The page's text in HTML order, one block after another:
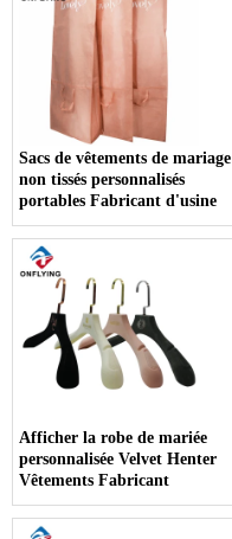
Sacs de vêtements de mariage
non tissés personnalisés
portables Fabricant d'usine
Afficher la robe de mariée
personnalisée Velvet Henter
Vêtements Fabricant